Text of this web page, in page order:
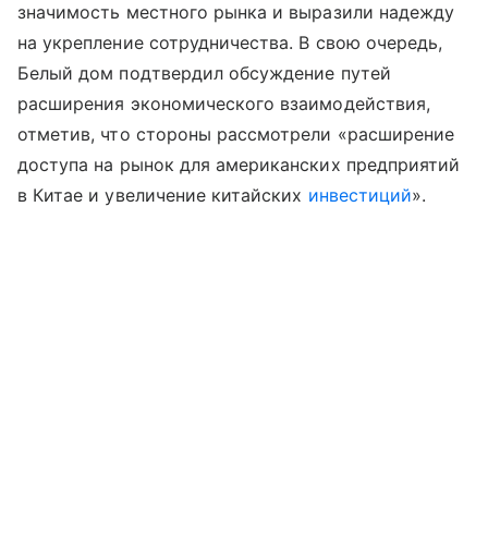
значимость местного рынка и выразили надежду
на укрепление сотрудничества. В свою очередь,
Белый дом подтвердил обсуждение путей
расширения экономического взаимодействия,
отметив, что стороны рассмотрели «расширение
доступа на рынок для американских предприятий
в Китае и увеличение китайских инвестиций».